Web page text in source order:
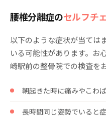
腰椎分離症のセルフチ
以下のような症状が当ては
いる可能性があります。お
崎駅前の整骨院での検査を
朝起きた時に痛みやこわ
長時間同じ姿勢でいると